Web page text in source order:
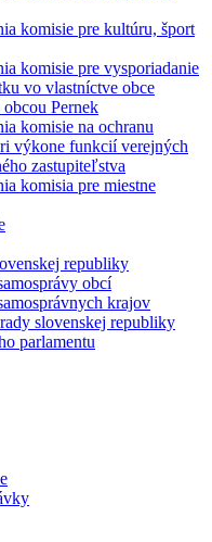
komisie pre kultúru, šport
komisie pre vysporiadanie
vo vlastníctve obce
Pernek
komisie na ochranu
výkone funkcií verejných
zastupiteľstva
komisia pre miestne
republiky
obcí
krajov
slovenskej republiky
parlamentu